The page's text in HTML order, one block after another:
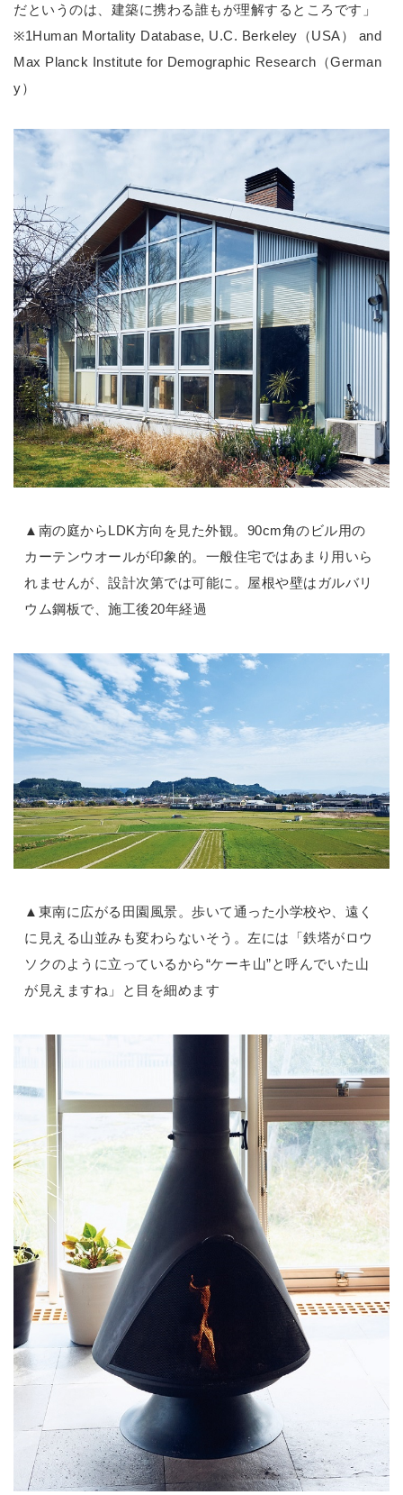
だというのは、建築に携わる誰もが理解するところです」
※1Human Mortality Database, U.C. Berkeley（USA） and
Max Planck Institute for Demographic Research（German
y）
▲南の庭からLDK方向を見た外観。90cm角のビル用の
カーテンウオールが印象的。一般住宅ではあまり用いら
れませんが、設計次第では可能に。屋根や壁はガルバリ
ウム鋼板で、施工後20年経過
▲東南に広がる田園風景。歩いて通った小学校や、遠く
に見える山並みも変わらないそう。左には「鉄塔がロウ
ソクのように立っているから“ケーキ山”と呼んでいた山
が見えますね」と目を細めます